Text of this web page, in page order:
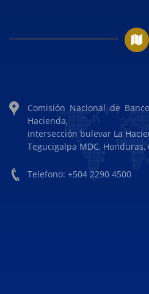
Comisión Nacional de
Hacienda,
intersección bulevar La
Tegucigalpa MDC, Honduras,
Telefono: +504 2290 4500